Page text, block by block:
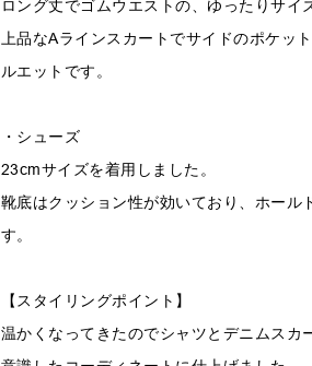
ロング丈でゴムウエストの、ゆったりサイ
上品なAラインスカートでサイドのポケッ
ルエットです。
・シューズ
23cmサイズを着用しました。
靴底はクッション性が効いており、ホール
す。
【スタイリングポイント】
温かくなってきたのでシャツとデニムスカ